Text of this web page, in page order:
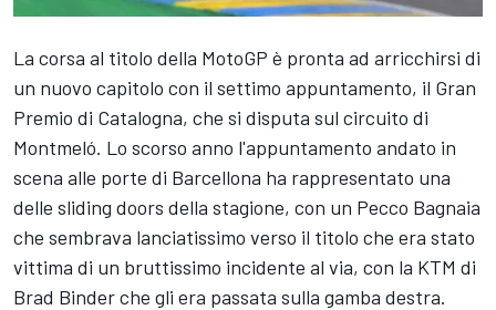
La corsa al titolo della MotoGP è pronta ad arricchirsi di
un nuovo capitolo con il settimo appuntamento, il Gran
Premio di Catalogna, che si disputa sul circuito di
Montmeló. Lo scorso anno l'appuntamento andato in
scena alle porte di Barcellona ha rappresentato una
delle sliding doors della stagione, con un Pecco Bagnaia
che sembrava lanciatissimo verso il titolo che era stato
vittima di un bruttissimo incidente al via, con la KTM di
Brad Binderche gli era passata sulla gamba destra.